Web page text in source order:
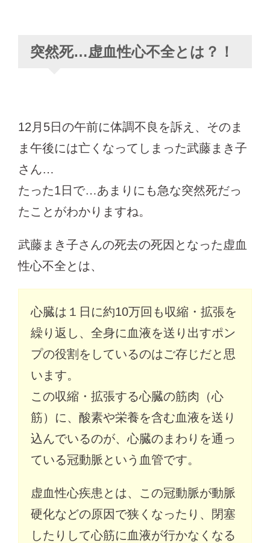
突然死…虚血性心不全とは？！
12月5日の午前に体調不良を訴え、そのま
ま午後には亡くなってしまった武藤まき子
さん…
たった1日で…あまりにも急な突然死だっ
たことがわかりますね。
武藤まき子さんの死去の死因となった虚血
性心不全とは、
心臓は１日に約10万回も収縮・拡張を
繰り返し、全身に血液を送り出すポン
プの役割をしているのはご存じだと思
います。
この収縮・拡張する心臓の筋肉（心
筋）に、酸素や栄養を含む血液を送り
込んでいるのが、心臓のまわりを通っ
ている冠動脈という血管です。
虚血性心疾患とは、この冠動脈が動脈
硬化などの原因で狭くなったり、閉塞
したりして心筋に血液が行かなくなる